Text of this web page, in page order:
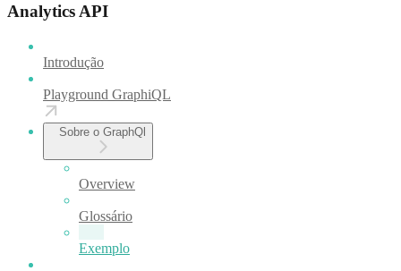
Analytics API
Introdução
Playground GraphiQL
Sobre o GraphQl
Overview
Glossário
Exemplo